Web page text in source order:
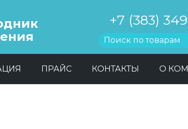
+7 (383)
ПРАЙС КОНТАКТЫ О